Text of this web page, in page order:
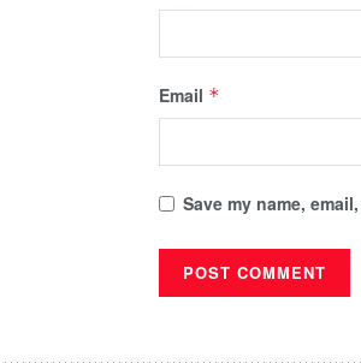
Email *
Save my name,